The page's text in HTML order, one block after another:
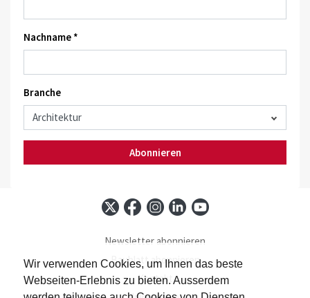
Wir verwenden Cookies, um Ihnen das beste
Webseiten-Erlebnis zu bieten. Ausserdem
Nachname *
Branche
Abonnieren
Newsletter abonnieren
Baublatt abonnieren
Kontakt